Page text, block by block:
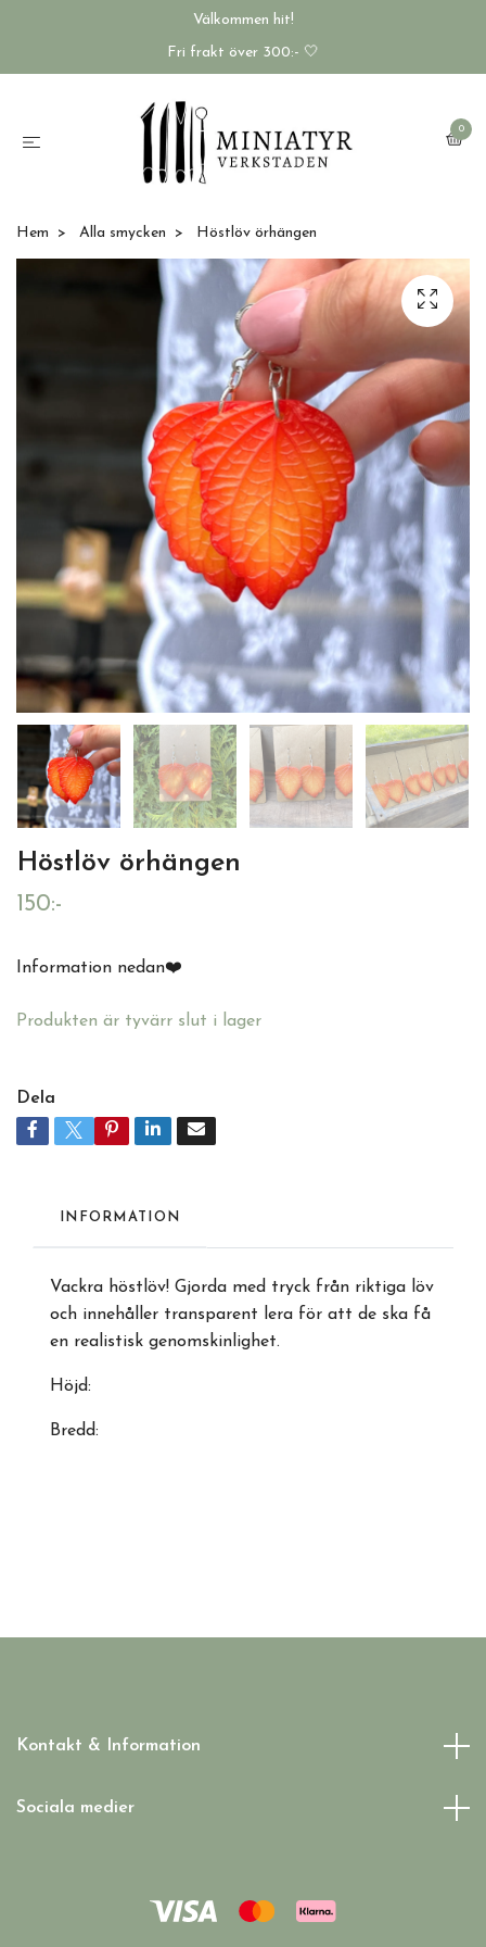
Välkommen hit!
Fri frakt över 300:- 🤍
0
Hem Alla smycken Höstlöv örhängen
Höstlöv örhängen
150:-
Information nedan❤️
Produkten är tyvärr slut i lager
Dela
INFORMATION
Vackra höstlöv! Gjorda med tryck från riktiga löv
och innehåller transparent lera för att de ska få
en realistisk genomskinlighet.
Höjd:
Bredd:
Kontakt & Information
Sociala medier